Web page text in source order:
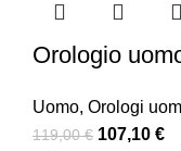
Orologio
Uomo, Orologi
119,00€ 107,10 €